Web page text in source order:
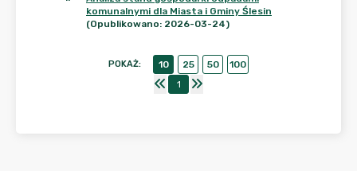
komunalnymi dla Miasta i Gminy Ślesin
(Opublikowano: 2026-03-24)
POKAŻ: 10 25 50
100
1